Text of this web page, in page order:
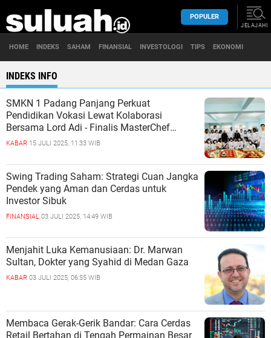
POPULER
JELAJAHI
HOME INDEKS SAHAM FINANSIAL INVESTOLOGI TIPS EKONOMI
INDEKS INFO
SMKN 1 Padang Panjang Perkuat
Pendidikan Vokasi Lewat Kolaborasi
Bersama Lord Adi - Finalis MasterChef
Indonesia
KABAR 15 JULI 2025, 11:33 WIB
Swing Trading Saham: Strategi Cuan Jangka
Pendek yang Aman dan Cerdas untuk
Investor Sibuk
FINANSIAL 03 JULI 2025, 14:49 WIB
Menjahit Luka Kemanusiaan: Dr. Marwan
Sultan, Dokter yang Syahid di Medan Gaza
KABAR 03 JULI 2025, 06:55 WIB
Membaca Gerak-Gerik Bandar: Cara Cerdas
Retail Bertahan di Tengah Permainan Besar